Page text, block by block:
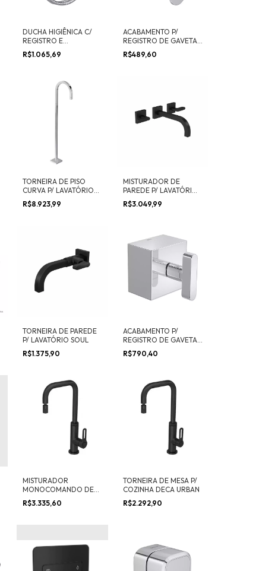
DUCHA HIGIÊNICA C/
REGISTRO E
DERIVAÇÃO DROP
R$1.065,69
ACABAMENTO P/
REGISTRO DE GAVETA 1
1/4” E 1 1/2” DROP
R$489,60
TORNEIRA DE PISO
CURVA P/ LAVATÓRIO
TUBE
R$8.923,99
MISTURADOR DE
PAREDE P/ LAVATÓRIO
SOUL
R$3.049,99
TORNEIRA DE PAREDE
P/ LAVATÓRIO SOUL
R$1.375,90
ACABAMENTO P/
REGISTRO DE GAVETA 1
1/4” E 1 1/2” SOUL
R$790,40
MISTURADOR
MONOCOMANDO DE
MESA P/ COZINHA
DECA URBAN
R$3.335,60
TORNEIRA DE MESA P/
COZINHA DECA URBAN
R$2.292,90